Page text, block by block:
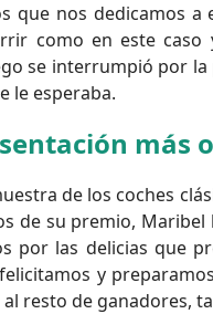
que nos dedicamos
como en este
se interrumpió por
le esperaba.
más
de los coches
de su premio,
por las delicias que
y
resto de ganadores,